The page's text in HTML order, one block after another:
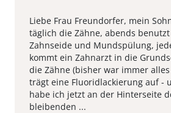
Liebe Frau Freundorfer, mein
täglich die Zähne, abends
Zahnseide und Mundspülung,
kommt ein Zahnarzt in die
die Zähne (bisher war immer
trägt eine Fluoridlackierung auf -
habe ich jetzt an der Hinterseite
bleibenden ...